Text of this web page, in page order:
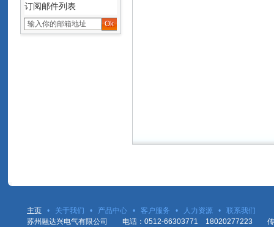
订阅邮件列表
主页 • 关于我们 • 产品中心 • 客户服务 • 人力资源 •
联系我们
苏州融达兴电气有限公司 电话：0512-66303771 18020277223 传